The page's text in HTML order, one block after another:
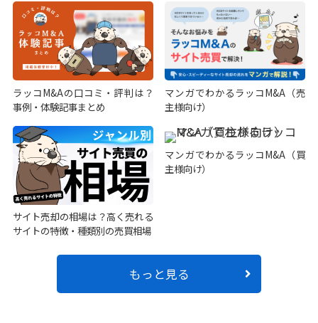
ラッコM&Aの口コミ・評判は？
事例・体験記事まとめ
マンガでわかるラッコM&A（売
主様向け）
サイト売却の相場は？高く売れる
サイトの特徴・種類別の売買相場
マンガでわかるラッコM&A（買
主様向け）
もっと見る